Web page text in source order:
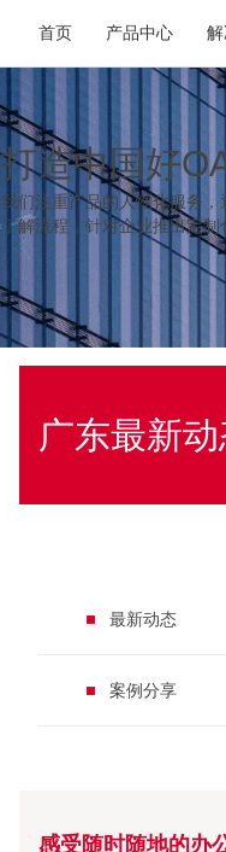
首页 产品中心
打造中国好
我们注重产品的人性化服务，
了解流程，针对企业推出定制
广东最新动
最新动态
案例分享
感受随时随地的办